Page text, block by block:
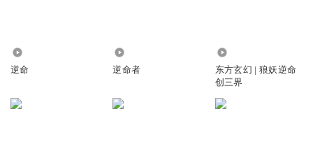
逆命 逆命者
东方玄幻 | 狼妖逆命
创三界